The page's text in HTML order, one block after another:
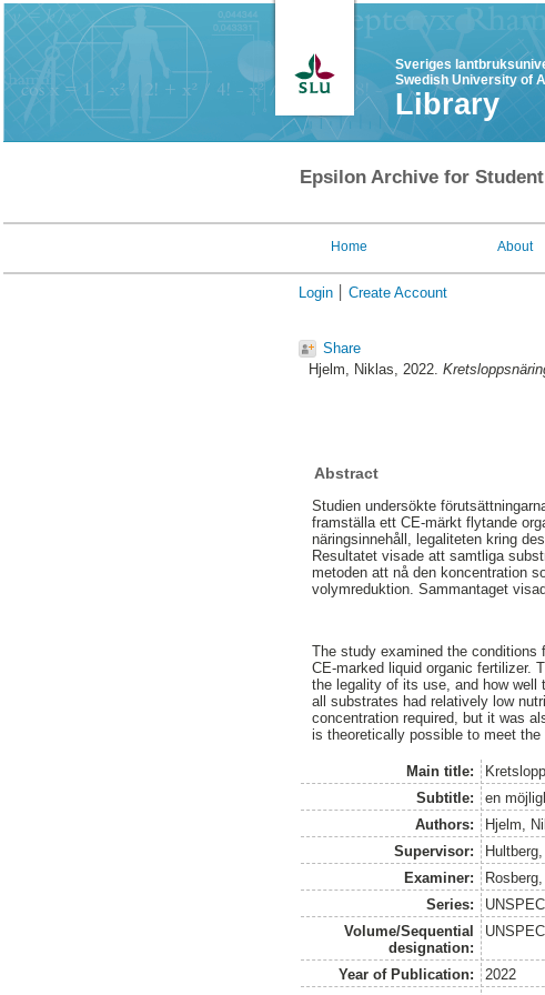
Sveriges
Swedish University of
Library
Epsilon Archive for
Home About
Login Create Account
Share
Hjelm, Niklas, 2022.
Abstract
Studien undersökte
framställa ett CE-märkt flytande
näringsinnehåll, legaliteten kring
Resultatet visade att samtliga
metoden att nå den koncentration
volymreduktion. Sammantaget
The study examined the conditions
CE-marked liquid organic fertilizer.
the legality of its use, and how well
all substrates had relatively low
concentration required, but it was
is theoretically possible to meet
Main title:
Subtitle:
en
Authors:
Hjelm,
Supervisor:
Examiner:
Series:
Volume/Sequential
designation:
Year of Publication:
2022